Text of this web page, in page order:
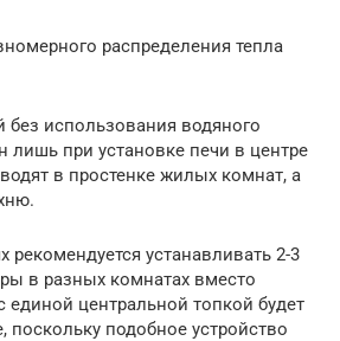
распределения тепла
использования водяного
лишь при установке печи в центре
в простенке жилых комнат, а
рекомендуется устанавливать 2-3
в разных комнатах вместо
единой центральной топкой будет
поскольку подобное устройство